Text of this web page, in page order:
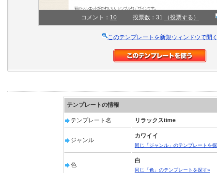
コメント： 10 投票数：31 （投票する）
このテンプレートを新規ウィンドウで開
テンプレートの情報
テンプレート名 リラックスtime
ジャンル
カワイイ
同じ「ジャンル」のテンプレートを
色
白
同じ「色」のテンプレートを探す»